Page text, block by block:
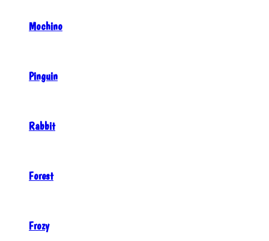
Mochino
Pinguin
Rabbit
Forest
Frozy